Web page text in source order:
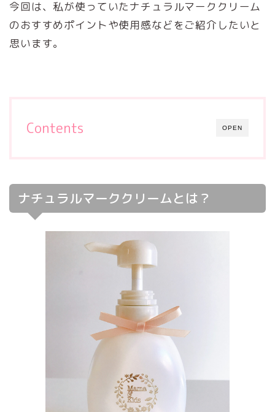
今回は、私が使っていたナチュラルマーククリーム
のおすすめポイントや使用感などをご紹介したいと
思います。
OPEN
Contents
ナチュラルマーククリームとは？